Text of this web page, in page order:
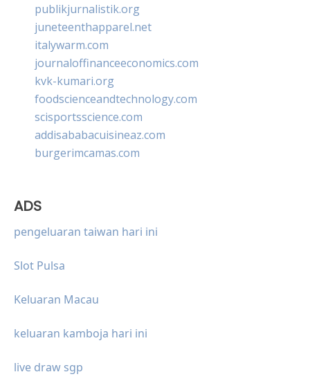
publikjurnalistik.org
juneteenthapparel.net
italywarm.com
journaloffinanceeconomics.com
kvk-kumari.org
foodscienceandtechnology.com
scisportsscience.com
addisababacuisineaz.com
burgerimcamas.com
ADS
pengeluaran taiwan hari ini
Slot Pulsa
Keluaran Macau
keluaran kamboja hari ini
live draw sgp